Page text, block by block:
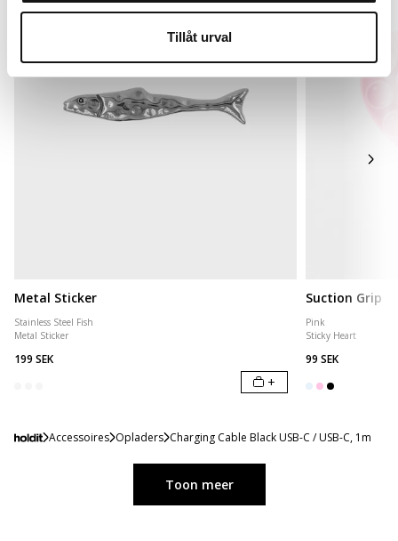
Tillåt urval
Metal Sticker
Stainless Steel Fish
Metal Sticker
199 SEK
+
Suction Grip
Pink
Sticky Heart
99 SEK
Accessoires Opladers Charging Cable Black USB-C / USB-C, 1m
Toon meer